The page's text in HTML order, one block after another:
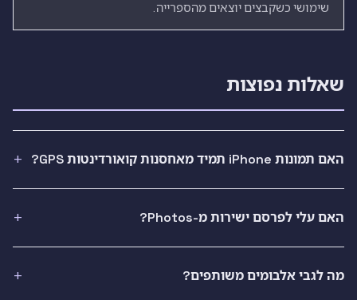
שימושי כשקבצים יוצאים מהספרייה.
שאלות נפוצות
האם תמונות iPhone תמיד מאחסנות קואורדינטות GPS?
האם עלי לפרסם ישירות מ-Photos?
מה לגבי אלבומים משותפים?